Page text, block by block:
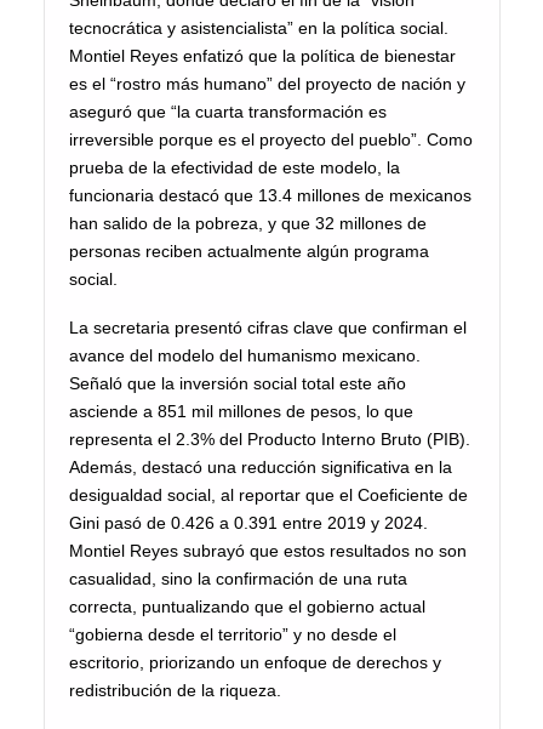
tecnocrática y asistencialista” en la política social.
Montiel Reyes enfatizó que la política de bienestar
es el “rostro más humano” del proyecto de nación y
aseguró que “la cuarta transformación es
irreversible porque es el proyecto del pueblo”. Como
prueba de la efectividad de este modelo, la
funcionaria destacó que 13.4 millones de mexicanos
han salido de la pobreza, y que 32 millones de
personas reciben actualmente algún programa
social.
La secretaria presentó cifras clave que confirman el
avance del modelo del humanismo mexicano.
Señaló que la inversión social total este año
asciende a 851 mil millones de pesos, lo que
representa el 2.3% del Producto Interno Bruto (PIB).
Además, destacó una reducción significativa en la
desigualdad social, al reportar que el Coeficiente de
Gini pasó de 0.426 a 0.391 entre 2019 y 2024.
Montiel Reyes subrayó que estos resultados no son
casualidad, sino la confirmación de una ruta
correcta, puntualizando que el gobierno actual
“gobierna desde el territorio” y no desde el
escritorio, priorizando un enfoque de derechos y
redistribución de la riqueza.